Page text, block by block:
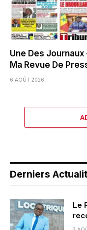
Une Des
Ma Revue De
6 AOÛT 2026
Derniers
Le